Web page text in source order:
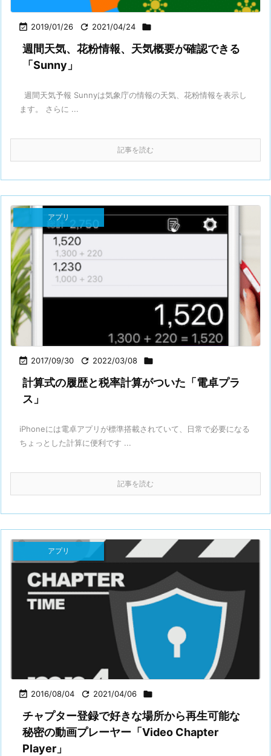
 2019/01/26  2021/04/24 
週間天気、花粉情報、天気概要が確認できる
「Sunny」
週間天気予報 Sunnyは気象庁の情報の天気、花粉情報を表示し
ます。 さらに ...
記事を読む
 2017/09/30  2022/03/08 
アプリ
計算式の履歴と税率計算がついた「電卓プラ
ス」
iPhoneには電卓アプリが標準搭載されていて、日常で必要になる
ちょっとした計算に便利です ...
記事を読む
 2016/08/04  2021/04/06 
アプリ
チャプター登録で好きな場所から再生可能な
秘密の動画プレーヤー「Video Chapter
Player」